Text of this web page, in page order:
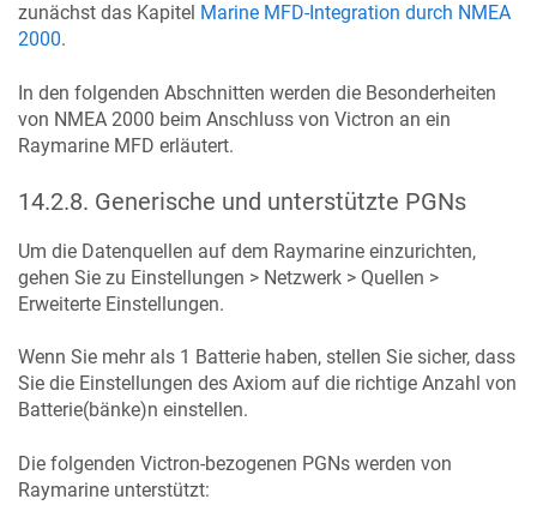
zunächst das Kapitel Marine MFD-Integration durch NMEA
2000.
In den folgenden Abschnitten werden die Besonderheiten
von NMEA 2000 beim Anschluss von Victron an ein
Raymarine MFD erläutert.
14.2.8. Generische und unterstützte PGNs
Um die Datenquellen auf dem Raymarine einzurichten,
gehen Sie zu Einstellungen > Netzwerk > Quellen >
Erweiterte Einstellungen.
Wenn Sie mehr als 1 Batterie haben, stellen Sie sicher, dass
Sie die Einstellungen des Axiom auf die richtige Anzahl von
Batterie(bänke)n einstellen.
Die folgenden Victron-bezogenen PGNs werden von
Raymarine unterstützt: